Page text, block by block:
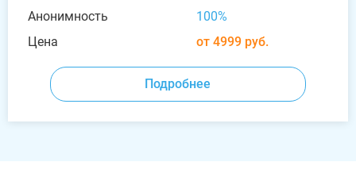
Анонимность
100%
Цена
от 4999 руб.
Подробнее